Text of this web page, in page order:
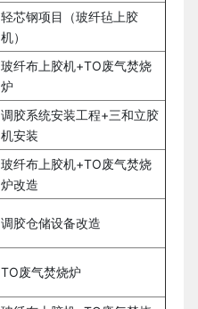
轻芯钢项目（玻纤毡上胶
机）
玻纤布上胶机+TO废气焚烧
炉
调胶系统安装工程+三和立胶
机安装
玻纤布上胶机+TO废气焚烧
炉改造
调胶仓储设备改造
TO废气焚烧炉